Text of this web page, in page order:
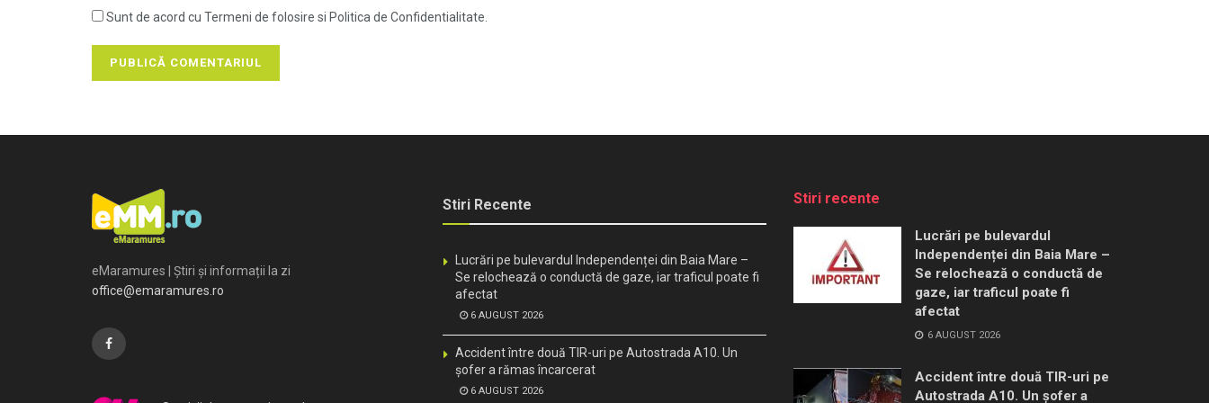
Sunt de acord cu Termeni de folosire si Politica de Confidentialitate.
eMaramures | Știri și informații la zi
office@emaramures.ro
Stiri Recente
Lucrări pe bulevardul Independenței din Baia Mare –
Se relochează o conductă de gaze, iar traficul poate fi
afectat
6 AUGUST 2026
Accident între două TIR-uri pe Autostrada A10. Un
șofer a rămas încarcerat
6 AUGUST 2026
Stiri recente
Lucrări pe bulevardul
Independenței din Baia Mare –
Se relochează o conductă de
gaze, iar traficul poate fi
afectat
6 AUGUST 2026
Accident între două TIR-uri pe
Autostrada A10. Un șofer a